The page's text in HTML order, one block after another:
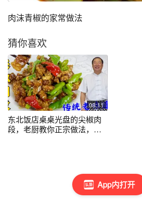
App内打开
肉沫青椒的家常做法
猜你喜欢
08:11
东北饭店桌桌光盘的尖椒肉
段，老厨教你正宗做法，比